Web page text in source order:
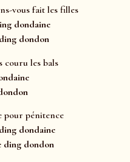
vous fait les filles
dondaine
dondon
couru les bals
pour pénitence
dondaine
ding dondon